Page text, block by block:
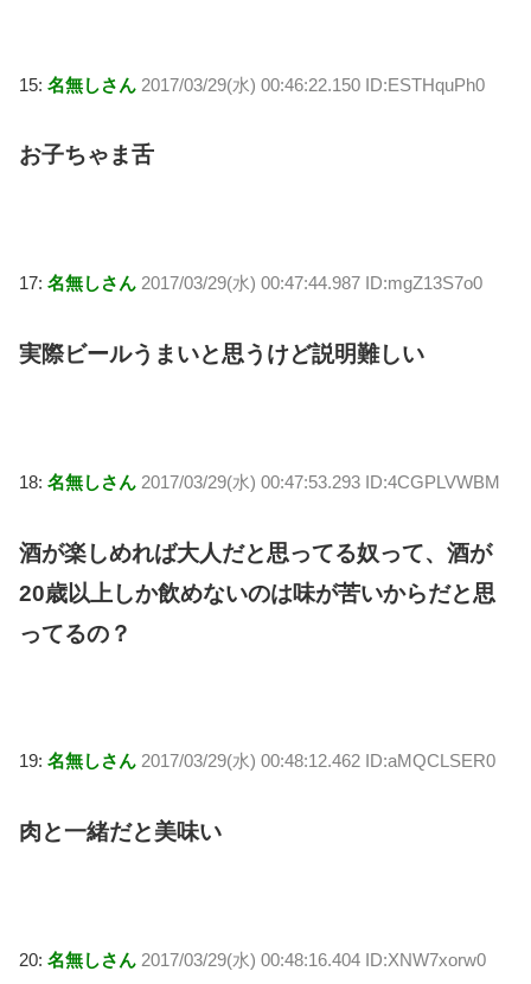
15: 名無しさん 2017/03/29(水) 00:46:22.150 ID:ESTHquPh0
お子ちゃま舌
17: 名無しさん 2017/03/29(水) 00:47:44.987 ID:mgZ13S7o0
実際ビールうまいと思うけど説明難しい
18: 名無しさん 2017/03/29(水) 00:47:53.293 ID:4CGPLVWBM
酒が楽しめれば大人だと思ってる奴って、酒が
20歳以上しか飲めないのは味が苦いからだと思
ってるの？
19: 名無しさん 2017/03/29(水) 00:48:12.462 ID:aMQCLSER0
肉と一緒だと美味い
20: 名無しさん 2017/03/29(水) 00:48:16.404 ID:XNW7xorw0